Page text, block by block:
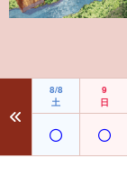
8/8
土
9
日